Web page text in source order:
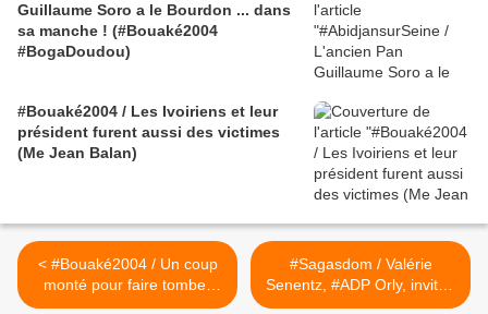
Guillaume Soro a le Bourdon ... dans
sa manche ! (#Bouaké2004
#BogaDoudou)
#Bouaké2004 / Les Ivoiriens et leur
président furent aussi des victimes
(Me Jean Balan)
< #Bouaké2004 / Un coup
monté pour faire tomber
#Gbagbo ! (#Balan
#Sagasdom / Valérie
Senentz, #ADP Orly, invitée
de Babette de Rozières >